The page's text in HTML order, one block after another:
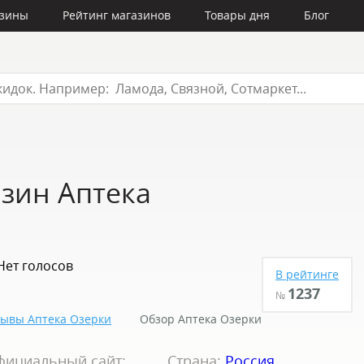
Рейтинг магазинов Товары дня Блог
Аптека
голосов В рейтинге
№ 1237
Аптека Озерки Обзор Аптека Озерки